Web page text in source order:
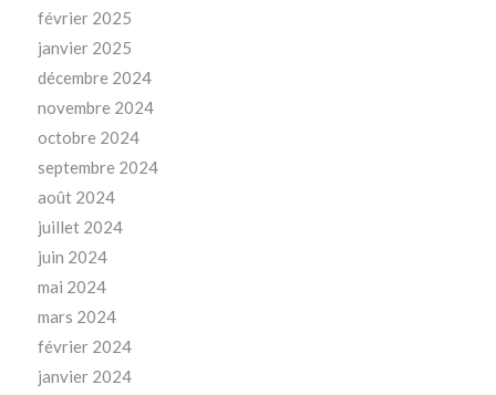
février 2025
janvier 2025
décembre 2024
novembre 2024
octobre 2024
septembre 2024
août 2024
juillet 2024
juin 2024
mai 2024
mars 2024
février 2024
janvier 2024